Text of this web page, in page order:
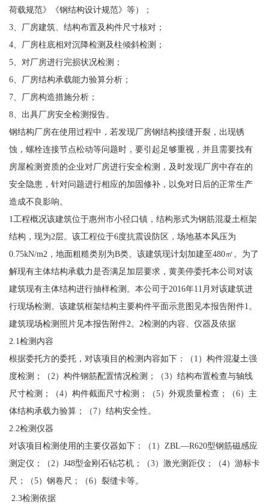
荷载规范》《钢结构设计规范》等）；
3、厂房建筑、结构布置及构件尺寸核对；
4、厂房柱底相对沉降检测及柱倾斜检测；
5、对厂房进行完损状况检测；
6、厂房结构承载能力验算分析；
7、厂房构造措施分析；
8、出具厂房安全检测报告。
钢结构厂房在使用过程中，若发现厂房钢结构接缝开裂，出现锈
蚀，螺栓连接节点松动等问题时，要引起足够重视，并且需要找有
房屋检测资质的企业对厂房进行安全检测，及时发现厂房中存在的
安全隐患，针对问题进行相应的加固修补，以免对日后的正常生产
造成不良影响。
1工程概况该建筑位于惠州市小径口镇，结构形式为钢筋混凝土框架
结构，现为2层。该工程位于6度抗震设防区，场地基本风压为
0.75kN/m2，地面粗糙类别为B类。该建筑现计划加建至480㎡。为了
解现有主体结构承载力是否满足加层要求，黄美停委托本公司对该
建筑现有主体结构进行抽样检测。本公司于2016年11月对该建筑进
行现场检测。该建筑框架结构主要构件平面示意图见本报告附件1。
建筑现场检测照片见本报告附件2。2检测的内容、仪器及依据
2.1检测内容
根据委托方的委托，对该项目的检测内容如下：（1）构件混凝土强
度检测；（2）构件钢筋配置情况检测；（3）结构布置检查与轴线
尺寸检测；（4）构件截面尺寸检测；（5）外观质量检查；（6）主
体结构承载力验算；（7）结构安全性。
2.2检测仪器
对该项目检测使用的主要仪器如下：（1）ZBL—R620型钢筋磁感应
测定仪；（2）J48型金刚石钻芯机；（3）激光测距仪；（4）游标卡
尺；（5）钢卷尺；（6）裂缝卡等。
2.3检测依据